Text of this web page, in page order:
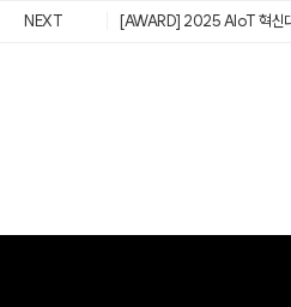
NEXT [AWARD] 2025 AIoT 혁신